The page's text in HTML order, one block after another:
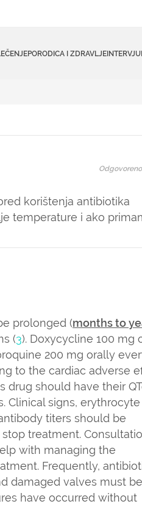
PORODICA I ZDRAVLJE
korištenja antibiotika
temperature i ako
prolonged (months to
(3). Doxycycline 100 mg
200 mg orally
to the cardiac adverse
drug should have their
Clinical signs, erythrocyte
titers should be
treatment.
with managing the
Frequently,
damaged valves must be
have occurred without